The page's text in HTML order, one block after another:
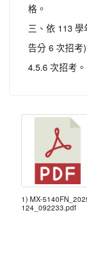
格。
三、依 113
告分 6 次招考
4.5.6 次招考。
1) MX-
124_092233.pdf